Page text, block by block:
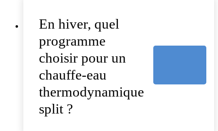
En hiver, quel
programme
choisir pour un
chauffe-eau
thermodynamique
split ?